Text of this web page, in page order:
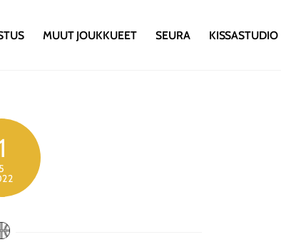
MUUT JOUKKUEET SEURA KISSASTUDIO